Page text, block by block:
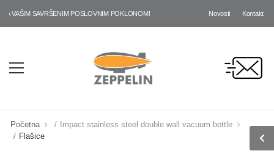
SAVRŠENIM POSLOVNIM POKLONOM! Novosti Kontakt
Početna
Impact stainless steel double wall vacuum bottle
Flašice